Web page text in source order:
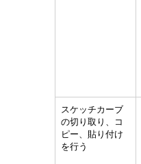
スケッチカーブ
の切り取り、コ
ピー、貼り付け
を行う